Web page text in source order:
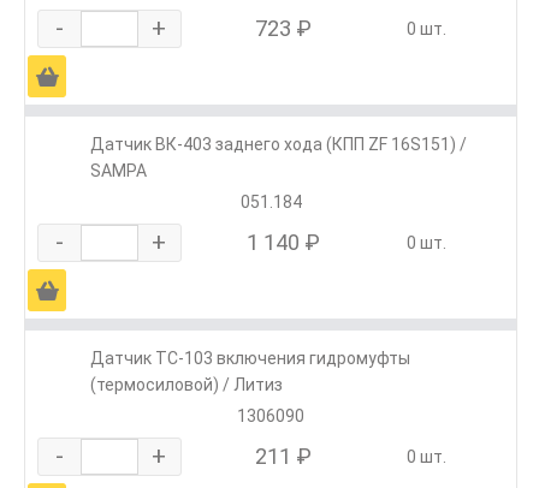
- + 723 ₽ 0 шт.
Ä
Датчик ВК-403 заднего хода (КПП ZF 16S151) /
SAMPA
051.184
- + 1 140 ₽ 0 шт.
Ä
Датчик ТС-103 включения гидромуфты
(термосиловой) / Литиз
1306090
- + 211 ₽ 0 шт.